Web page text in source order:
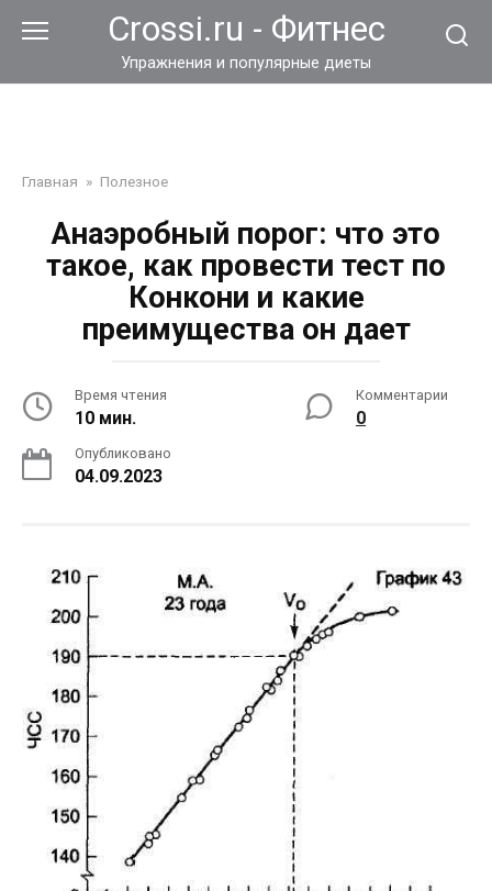
Crossi.ru - Фитнес
Упражнения и популярные диеты
Главная » Полезное
Анаэробный порог: что это
такое, как провести тест по
Конкони и какие
преимущества он дает
Время чтения
10 мин.
Комментарии
0
Опубликовано
04.09.2023